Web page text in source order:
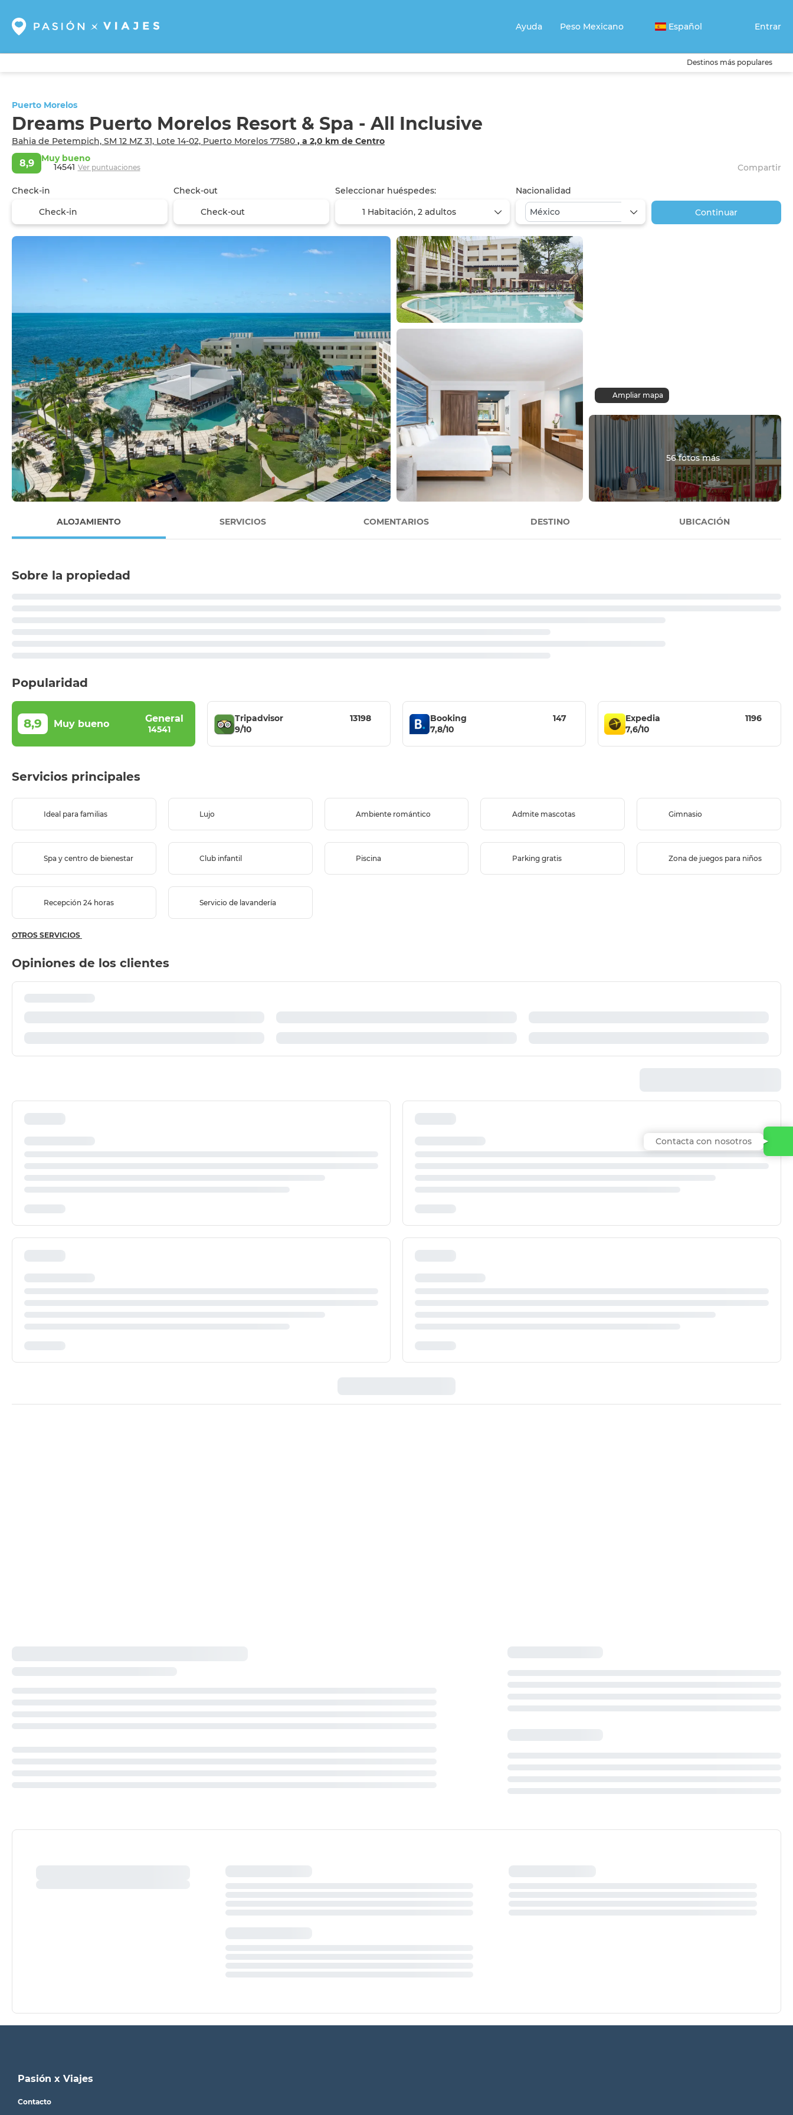
Ayuda Peso Mexicano Español Entrar
Destinos más populares
Puerto Morelos
Dreams Puerto Morelos Resort & Spa - All Inclusive
Bahia de Petempich, SM 12 MZ 31, Lote 14-02, Puerto Morelos 77580 , a 2,0 km de Centro
8,9
Muy bueno
14541 Ver puntuaciones Compartir
Check-in Check-out
Seleccionar huéspedes:
1 Habitación, 2 adultos
Nacionalidad
Continuar
Ampliar mapa
56 fotos más
ALOJAMIENTO SERVICIOS COMENTARIOS DESTINO UBICACIÓN
Sobre la propiedad
Popularidad
8,9 Muy bueno General
14541
Tripadvisor
9/10
13198
Booking
7,8/10
147
Expedia
7,6/10
1196
Servicios principales
Ideal para familias Lujo Ambiente romántico Admite mascotas Gimnasio
Spa y centro de bienestar Club infantil Piscina Parking gratis Zona de juegos para niños
Recepción 24 horas Servicio de lavandería
OTROS SERVICIOS
Opiniones de los clientes
Pasión x Viajes
Contacto
Contacta con nosotros